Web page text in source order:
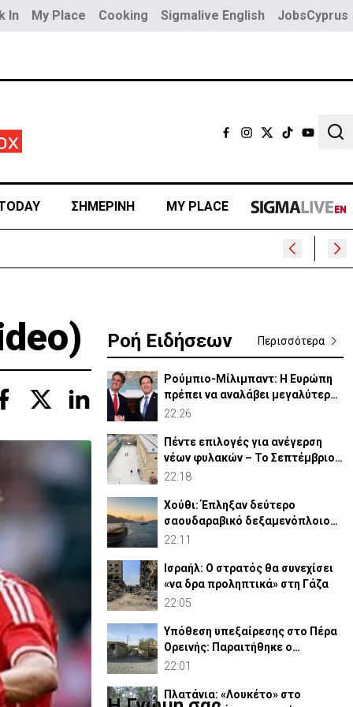
In My Place Cooking Sigmalive English JobsCyprus
ΣΗΜΕΡΙΝΗ MY PLACE
Ροή Ειδήσεων Περισσότερα
Ρούμπιο-Μίλιμπαντ: Η Ευρώπη
πρέπει να αναλάβει μεγαλύτερο
ρόλο στην άμυνά της
22:26
Πέντε επιλογές για ανέγερση
νέων φυλακών – Το Σεπτέμβριο
το «Master Plan»
22:18
Χούθι: Έπληξαν δεύτερο
σαουδαραβικό δεξαμενόπλοιο
στον Κόλπο του Άντεν
22:11
Ισραήλ: Ο στρατός θα συνεχίσει
«να δρα προληπτικά» στη Γάζα
22:05
Υπόθεση υπεξαίρεσης στο Πέρα
Ορεινής: Παραιτήθηκε ο
κοινοτάρχης (ΒΙΝΤΕΟ)
22:01
Πλατάνια: «Λουκέτο» στο